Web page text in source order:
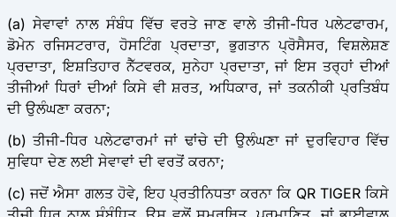
(a) ਸੇਵਾਵਾਂ ਨਾਲ ਸੰਬੰਧ ਵਿੱਚ ਵਰਤੇ ਜਾਣ ਵਾਲੇ ਤੀਜੀ-ਧਿਰ ਪਲੇਟਫਾਰਮ,
ਡੋਮੇਨ ਰਜਿਸਟਰਾਰ, ਹੋਸਟਿੰਗ ਪ੍ਰਦਾਤਾ, ਭੁਗਤਾਨ ਪ੍ਰੋਸੈਸਰ, ਵਿਸ਼ਲੇਸ਼ਣ
ਪ੍ਰਦਾਤਾ, ਇਸ਼ਤਿਹਾਰ ਨੈੱਟਵਰਕ, ਸੁਨੇਹਾ ਪ੍ਰਦਾਤਾ, ਜਾਂ ਇਸ ਤਰ੍ਹਾਂ ਦੀਆਂ
ਤੀਜੀਆਂ ਧਿਰਾਂ ਦੀਆਂ ਕਿਸੇ ਵੀ ਸ਼ਰਤ, ਅਧਿਕਾਰ, ਜਾਂ ਤਕਨੀਕੀ ਪ੍ਰਤਿਬੰਧ
ਦੀ ਉਲੰਘਣਾ ਕਰਨਾ;
(b) ਤੀਜੀ-ਧਿਰ ਪਲੇਟਫਾਰਮਾਂ ਜਾਂ ਢਾਂਚੇ ਦੀ ਉਲੰਘਣਾ ਜਾਂ ਦੁਰਵਿਹਾਰ ਵਿੱਚ
ਸੁਵਿਧਾ ਦੇਣ ਲਈ ਸੇਵਾਵਾਂ ਦੀ ਵਰਤੋਂ ਕਰਨਾ;
(c) ਜਦੋਂ ਐਸਾ ਗਲਤ ਹੋਵੇ, ਇਹ ਪ੍ਰਤੀਨਿਧਤਾ ਕਰਨਾ ਕਿ QR TIGER ਕਿਸੇ